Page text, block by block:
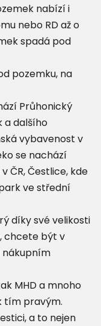
nabízí i
nebo RD až o
spadá pod
pozemku, na
Průhonický
a dalšího
vybavenost v
se nachází
ČR, Čestlice, kde
ve střední
díky své velikosti
chcete být v
nákupním
MHD a mnoho
tím pravým.
a to nejen